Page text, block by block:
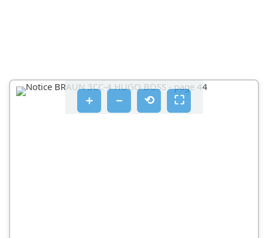
CLEAN&RENEW EGYSÉG HASZNÁLATA
＋ － ⟲ ⛶